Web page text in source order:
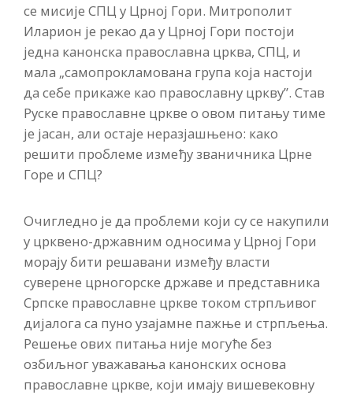
се мисије СПЦ у Црној Гори. Митрополит
Иларион је рекао да у Црној Гори постоји
једна канонска православна црква, СПЦ, и
мала „самопрокламована група која настоји
да себе прикаже као православну цркву”. Став
Руске православне цркве о овом питању тиме
је јасан, али остаје неразјашњено: како
решити проблеме између званичника Црне
Горе и СПЦ?
Очигледно је да проблеми који су се накупили
у црквено-државним односима у Црној Гори
морају бити решавани између власти
суверене црногорске државе и представника
Српске православне цркве током стрпљивог
дијалога са пуно узајамне пажње и стрпљења.
Решење ових питања није могуће без
озбиљног уважавања канонских основа
православне цркве, који имају вишевековну